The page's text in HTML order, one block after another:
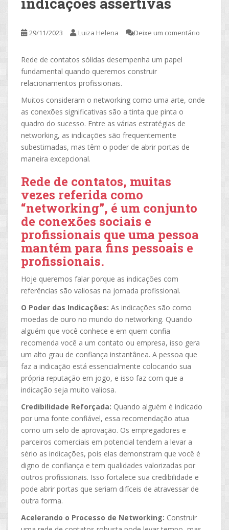
29/11/2023 Luiza Helena Deixe um comentário
Rede de contatos sólidas desempenha um papel
fundamental quando queremos construir
relacionamentos profissionais.
Muitos consideram o networking como uma arte, onde
as conexões significativas são a tinta que pinta o
quadro do sucesso. Entre as várias estratégias de
networking, as indicações são frequentemente
subestimadas, mas têm o poder de abrir portas de
maneira excepcional.
Rede de contatos, muitas
vezes referida como
“networking”, é um conjunto
de conexões sociais e
profissionais que uma pessoa
mantém para fins pessoais e
profissionais.
Hoje queremos falar porque as indicações com
referências são valiosas na jornada profissional.
O Poder das Indicações: As indicações são como
moedas de ouro no mundo do networking. Quando
alguém que você conhece e em quem confia
recomenda você a um contato ou empresa, isso gera
um alto grau de confiança instantânea. A pessoa que
faz a indicação está essencialmente colocando sua
própria reputação em jogo, e isso faz com que a
indicação seja muito valiosa.
Credibilidade Reforçada: Quando alguém é indicado
por uma fonte confiável, essa recomendação atua
como um selo de aprovação. Os empregadores e
parceiros comerciais em potencial tendem a levar a
sério as indicações, pois elas demonstram que você é
digno de confiança e tem qualidades valorizadas por
outros profissionais. Isso fortalece sua credibilidade e
pode abrir portas que seriam difíceis de atravessar de
outra forma.
Acelerando o Processo de Networking: Construir